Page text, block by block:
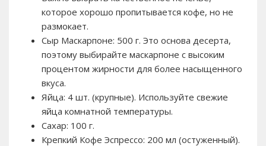
которое хорошо пропитывается кофе, но не
размокает.
Сыр Маскарпоне: 500 г. Это основа десерта,
поэтому выбирайте маскарпоне с высоким
процентом жирности для более насыщенного
вкуса.
Яйца: 4 шт. (крупные). Используйте свежие
яйца комнатной температуры.
Сахар: 100 г.
Крепкий Кофе Эспрессо: 200 мл (остуженный).